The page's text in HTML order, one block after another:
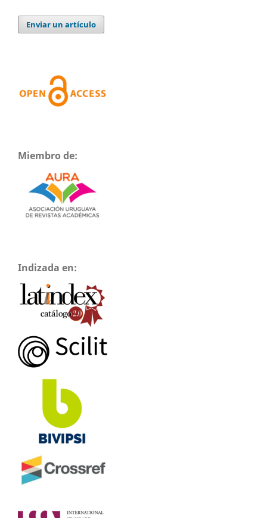
Enviar un artículo
Miembro de:
Indizada en: